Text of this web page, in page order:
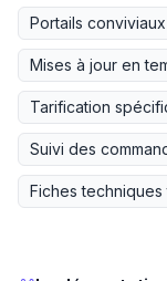
Portails conviviaux
Mises à jour en
Tarification
Suivi des
Fiches